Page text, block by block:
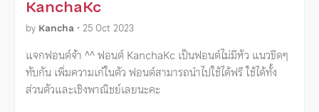
KanchaKc
by Kancha • 25 Oct 2023
แจกฟอนต์จ้า ^^ ฟอนต์ KanchaKc เป็นฟอนต์ไม่มีหัว แนวขีดๆ
ทับกัน เพิ่มความเก๋ในตัว ฟอนต์สามารถนำไปใช้ได้ฟรี ใช้ได้ทั้ง
ส่วนตัวและเชิงพาณิชย์เลยนะคะ